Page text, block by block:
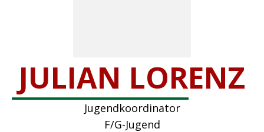
JULIAN LORENZ
Jugendkoordinator
F/G-Jugend